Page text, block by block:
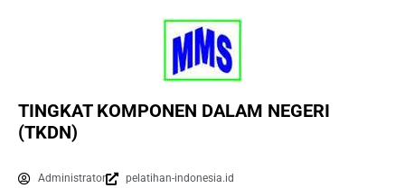
TINGKAT KOMPONEN DALAM NEGERI
(TKDN)
Administrator pelatihan-indonesia.id